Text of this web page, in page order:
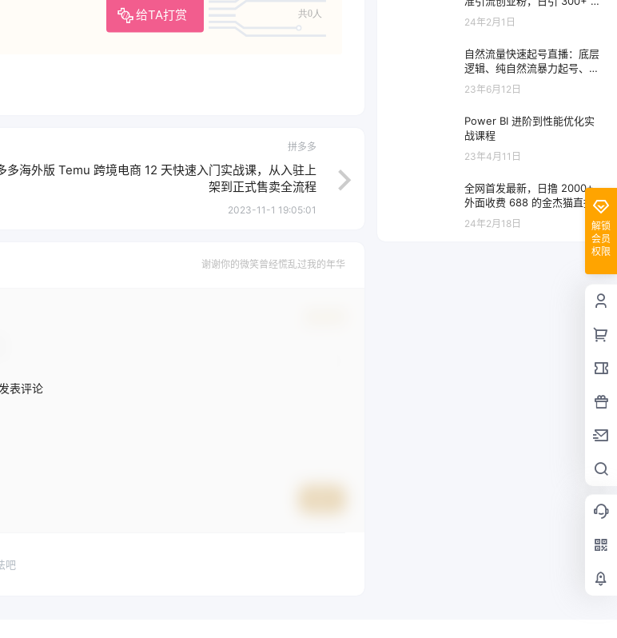
给TA打赏 共0人
拼多多
多海外版 Temu 跨境电商 12 天快速入门实战课，从入驻上
架到正式售卖全流程
2023-11-1 19:05:01
谢谢你的微笑曾经慌乱过我的年华
表评论
吧
地实操玩法【全套语音素材】
24年2月1日
自然流量快速起号直播：底层
逻辑、纯自然流暴力起号、简
单快速上抖音带货榜
23年6月12日
Power BI 进阶到性能优化实
战课程
23年4月11日
全网首发最新，日撸 2000+，
外面收费 688 的金杰猫直播间
搭建，保姆级教程小白可操作
24年2月18日
解锁
会员
权限